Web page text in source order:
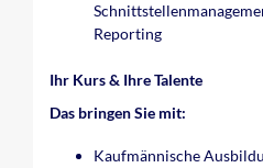
Reporting
Ihr Kurs & Ihre Talente
Das bringen Sie mit:
Kaufmännische